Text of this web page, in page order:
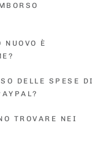
NUOVO È
DELLE SPESE DI
TROVARE NEI